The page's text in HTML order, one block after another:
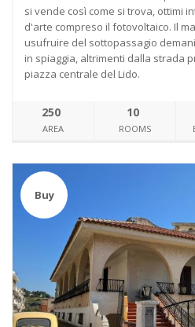
si vende così come si trova, ottimi
d'arte compreso il fotovoltaico. Il
usufruire del sottopassagio
in spiaggia, altrimenti dalla strada
piazza centrale del Lido.
250
AREA
10
ROOMS
Buy